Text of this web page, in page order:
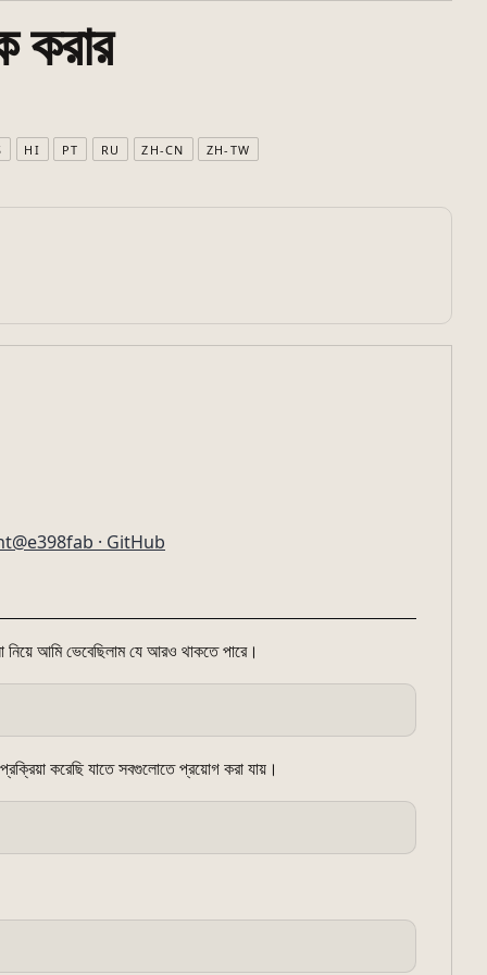
করার
HI PT RU ZH-CN ZH-TW
· GitHub
আমি ভেবেছিলাম যে আরও থাকতে পারে।
করেছি যাতে সবগুলোতে প্রয়োগ করা যায়।